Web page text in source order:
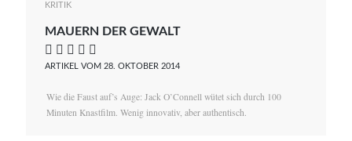
KRITIK
MAUERN DER GEWALT
    
ARTIKEL VOM 28. OKTOBER 2014
Wie die Faust auf’s Auge: Jack O’Connell wütet sich durch 100
Minuten Knastfilm. Wenig innovativ, aber authentisch.